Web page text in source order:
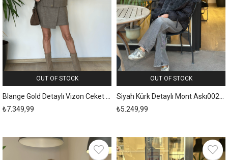
OUT OF STOCK
₺7.349,99
OUT OF STOCK
₺5.249,99